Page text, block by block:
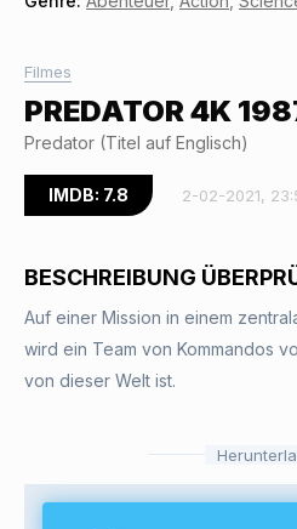
Filmes
PREDATOR 4K
Predator (Titel auf Englisch)
IMDB: 7.8 2-02-2021,
BESCHREIBUNG
Auf einer Mission in einem
wird ein Team von Kommandos
von dieser Welt ist.